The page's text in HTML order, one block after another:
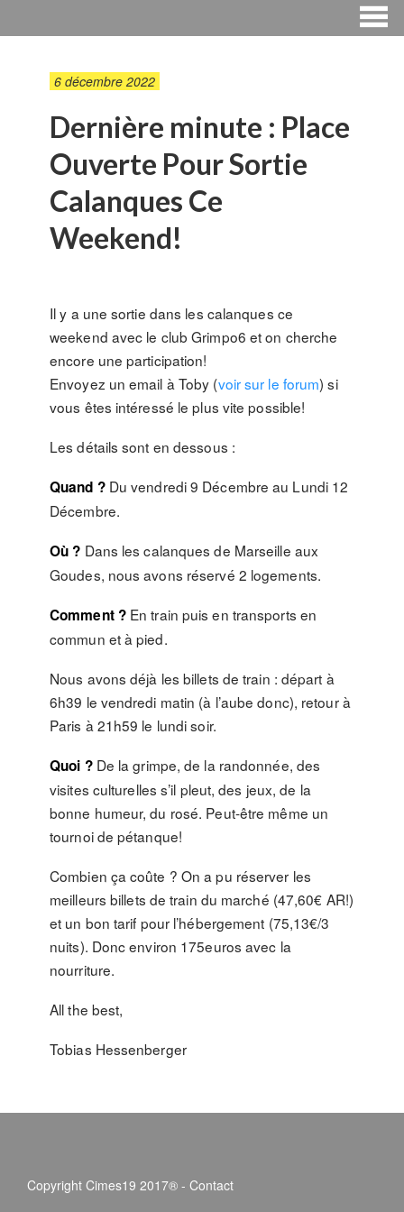
6 décembre 2022
Dernière minute : Place
Ouverte Pour Sortie
Calanques Ce
Weekend!
Il y a une sortie dans les calanques ce
weekend avec le club Grimpo6 et on cherche
encore une participation!
Envoyez un email à Toby (voir sur le forum) si
vous êtes intéressé le plus vite possible!
Les détails sont en dessous :
Quand ?Du vendredi 9 Décembre au Lundi 12
Décembre.
Où ? Dans les calanques de Marseille aux
Goudes, nous avons réservé 2 logements.
Comment ?En train puis en transports en
commun et à pied.
Nous avons déjà les billets de train : départ à
6h39 le vendredi matin (à l’aube donc), retour à
Paris à 21h59 le lundi soir.
Quoi ?De la grimpe, de la randonnée, des
visites culturelles s’il pleut, des jeux, de la
bonne humeur, du rosé. Peut-être même un
tournoi de pétanque!
Combien ça coûte ? On a pu réserver les
meilleurs billets de train du marché (47,60€ AR!)
et un bon tarif pour l’hébergement (75,13€/3
nuits). Donc environ 175euros avec la
nourriture.
All the best,
Tobias Hessenberger
Copyright Cimes19 2017® - Contact